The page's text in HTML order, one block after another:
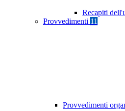
Recapiti
Provvedimenti 11
Provvedimenti